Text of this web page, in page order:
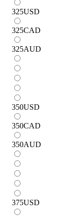
325USD
325CAD
325AUD
350USD
350CAD
350AUD
375USD